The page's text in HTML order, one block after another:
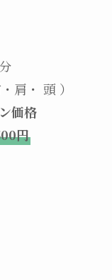
肩・ 頭 ）
価格
円